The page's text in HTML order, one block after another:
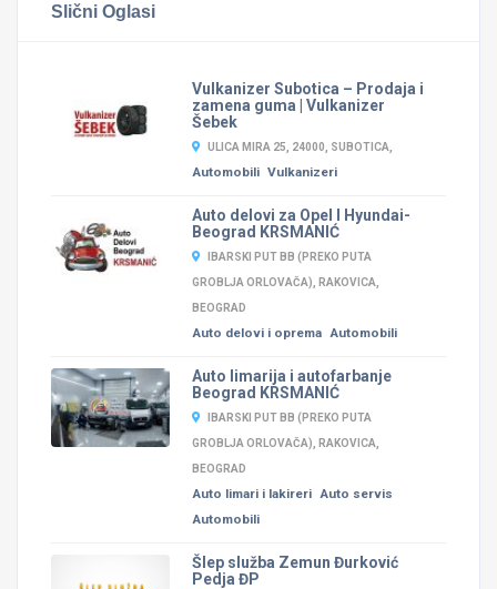
Slični Oglasi
Vulkanizer Subotica – Prodaja i
zamena guma | Vulkanizer
Šebek
ULICA MIRA 25, 24000, SUBOTICA,
Automobili Vulkanizeri
Auto delovi za Opel I Hyundai-
Beograd KRSMANIĆ
IBARSKI PUT BB (PREKO PUTA
GROBLJA ORLOVAČA), RAKOVICA,
BEOGRAD
Auto delovi i oprema Automobili
Auto limarija i autofarbanje
Beograd KRSMANIĆ
IBARSKI PUT BB (PREKO PUTA
GROBLJA ORLOVAČA), RAKOVICA,
BEOGRAD
Auto limari i lakireri Auto servis
Automobili
Šlep služba Zemun Đurković
Pedja ĐP